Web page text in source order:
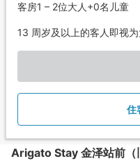
客房1 – 2位大人+0名儿童
13 周岁及以上的客人即视
住
Arigato Stay 金泽站前（